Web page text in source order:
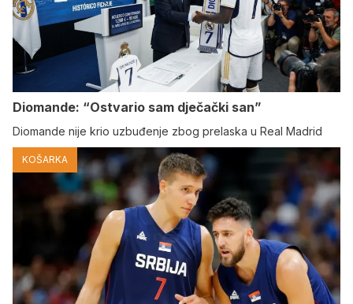
Diomande: “Ostvario sam dječački san”
Diomande nije krio uzbuđenje zbog prelaska u Real Madrid
KOŠARKA